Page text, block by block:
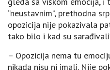
“neustavnim”, prethodna
opozicija nije pokazivala
tako bilo i kad su
– Opozicija nema tu
nikada nisu ni imali. Nije